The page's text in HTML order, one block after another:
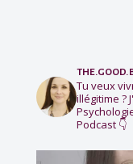
Tu veux
illégitime ?
Podcast 👇